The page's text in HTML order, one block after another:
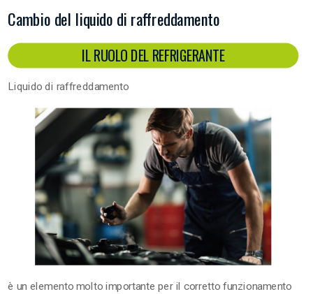
Cambio del liquido di raffreddamento
IL RUOLO DEL REFRIGERANTE
Liquido di raffreddamento
è un elemento molto importante per il corretto funzionamento